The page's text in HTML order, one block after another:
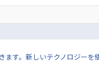
す。新しいテクノロジーを